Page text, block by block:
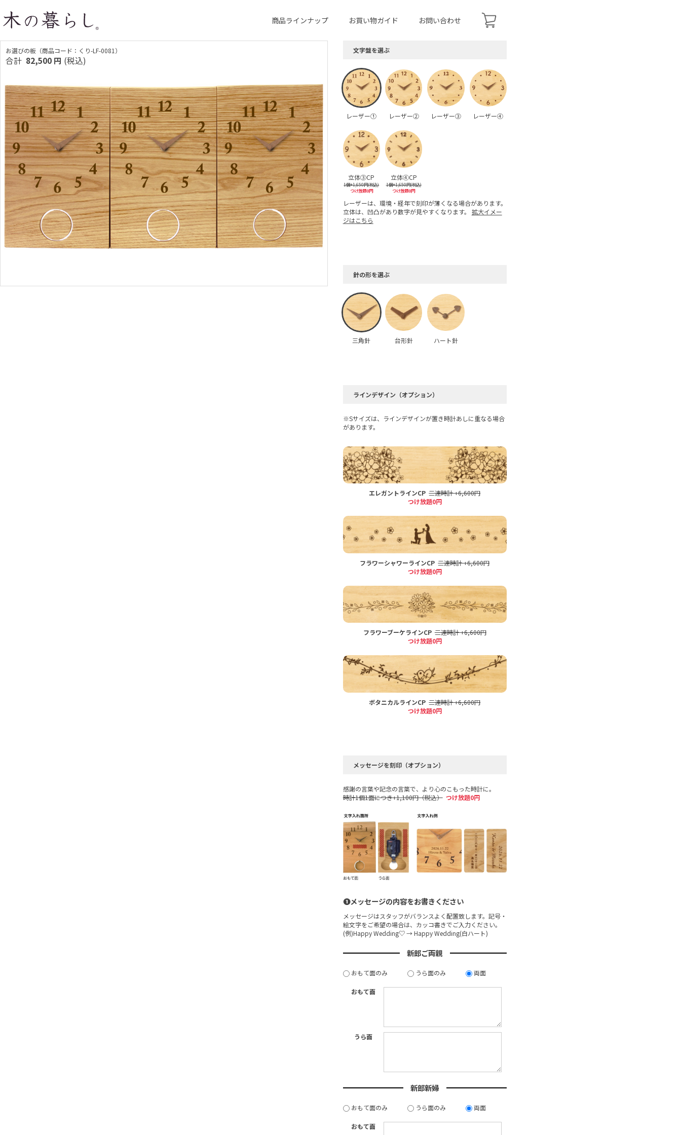
商品ラインナップ お買い物ガイド お問い合わせ
お選びの板（商品コード：くり-LF-0081）
合計 82,500 円 (税込)
文字盤を選ぶ
レーザー① レーザー② レーザー③ レーザー④
立体③CP
1個+1,650円(税込)
つけ放題0円
立体④CP
1個+1,650円(税込)
つけ放題0円
レーザーは、環境・経年で刻印が薄くなる場合があります。
立体は、凹凸があり数字が見やすくなります。 拡大イメー
ジはこちら
針の形を選ぶ
三角針 台形針 ハート針
ラインデザイン（オプション）
※Sサイズは、ラインデザインが置き時計あしに重なる場合
があります。
エレガントラインCP 三連時計 +6,600円
つけ放題0円
フラワーシャワーラインCP 三連時計 +6,600円
つけ放題0円
フラワーブーケラインCP 三連時計 +6,600円
つけ放題0円
ボタニカルラインCP 三連時計 +6,600円
つけ放題0円
メッセージを刻印（オプション）
感謝の言葉や記念の言葉で、より心のこもった時計に。
時計1個1面につき+1,100円（税込） つけ放題0円
❶メッセージの内容をお書きください
メッセージはスタッフがバランスよく配置致します。記号・
絵文字をご希望の場合は、カッコ書きでご入力ください。
(例)Happy Wedding♡ → Happy Wedding(白ハート)
新郎ご両親
おもて面のみ うら面のみ 両面
おもて面
うら面
新郎新婦
おもて面のみ うら面のみ 両面
おもて面